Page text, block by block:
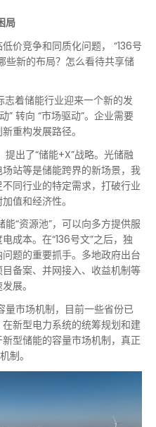
局
竞争和同质化问题， “136号
些新的布局？怎么看待共享储
着储能行业迎来一个新的发
” 转向 “市场驱动”。企业需要
重构发展路径。
出了“储能+X”战略。光储融
站等是储能跨界的新场景，我
同行业的特定需求，打破行业
值和经济性。
“资源池”，可以向多方提供服
成本。在“136号文”之后，独
题的重要抓手。多地政府出台
备案、并网接入、收益机制等
展。
市场机制，目前一些省份已
新型电力系统的统筹规划和建
型储能的容量市场机制，真正
制。